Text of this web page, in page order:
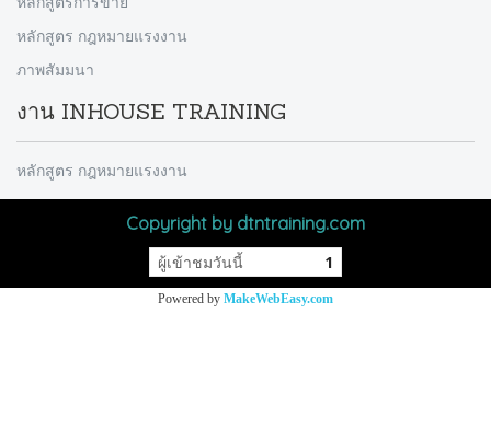
หลักสูตร กฎหมายแรงงาน
ภาพสัมมนา
งาน INHOUSE TRAINING
หลักสูตร กฎหมายแรงงาน
Copyright by dtntraining.com
ผู้เข้าชมวันนี้ 1
Powered by MakeWebEasy.com